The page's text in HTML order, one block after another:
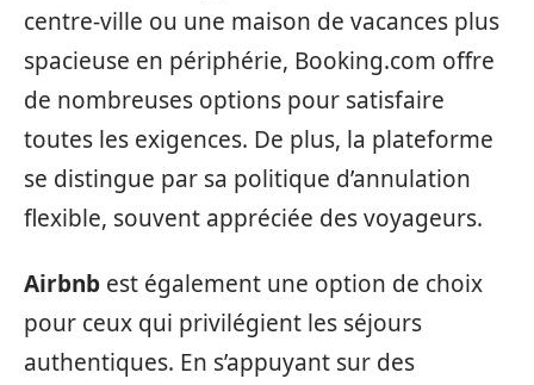
centre-ville ou une maison de vacances plus
spacieuse en périphérie, Booking.com offre
de nombreuses options pour satisfaire
toutes les exigences. De plus, la plateforme
se distingue par sa politique d’annulation
flexible, souvent appréciée des voyageurs.
Airbnb est également une option de choix
pour ceux qui privilégient les séjours
authentiques. En s’appuyant sur des